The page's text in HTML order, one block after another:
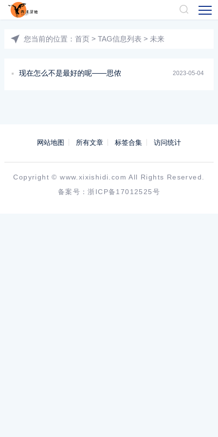
您当前的位置： 首页 > TAG信息列表 > 未来
2023-05-04
现在怎么不是最好的呢——思侬
网站地图 所有文章 标签合集 访问统计
Copyright ©www.xixishidi.com All Rights Reserved.
备案号：浙ICP备17012525号